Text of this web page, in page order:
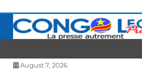
contenu
CONGOLEO
August 7, 2026